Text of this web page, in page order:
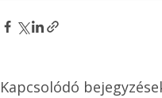
Kapcsolódó